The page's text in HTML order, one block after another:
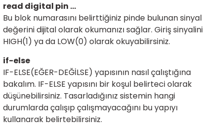
Entegreleri
read digital pin ...
Bu blok numarasını belirttiğiniz pinde bulunan sinyal
değerini dijital olarak okumanızı sağlar. Giriş sinyalini
HIGH(1) ya da LOW(0) olarak okuyabilirsiniz.
if-else
IF-ELSE(EĞER-DEĞİLSE) yapısının nasıl çalıştığına
bakalım. IF-ELSE yapısını bir koşul belirteci olarak
düşünebilirsiniz. Tasarladığınız sistemin hangi
durumlarda çalışıp çalışmayacağını bu yapıyı
kullanarak belirtebilirsiniz.